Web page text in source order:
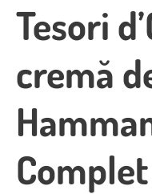
Tesori
cremă
Complet